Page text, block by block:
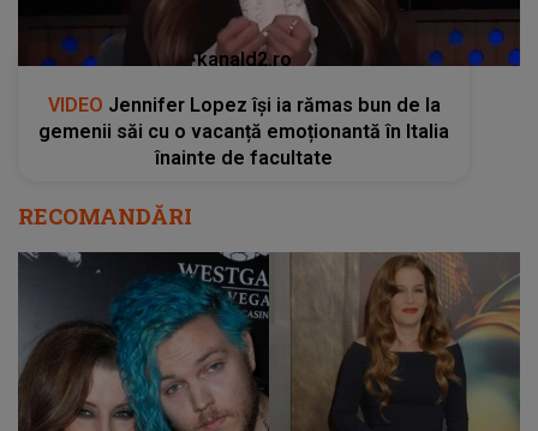
kanald2.ro
VIDEO Jennifer Lopez își ia rămas bun de la
gemenii săi cu o vacanță emoționantă în Italia
înainte de facultate
RECOMANDĂRI